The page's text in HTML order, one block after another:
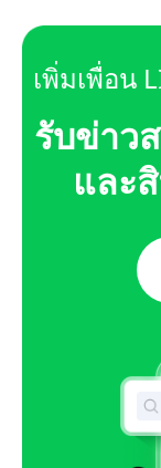
เพิ่มเพื่อน
รับข่าว
และ